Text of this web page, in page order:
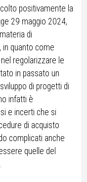
positivamente la
29 maggio 2024,
di
in quanto come
regolarizzare le
in passato un
di progetti di
infatti è
e incerti che si
di acquisto
complicati anche
quelle del